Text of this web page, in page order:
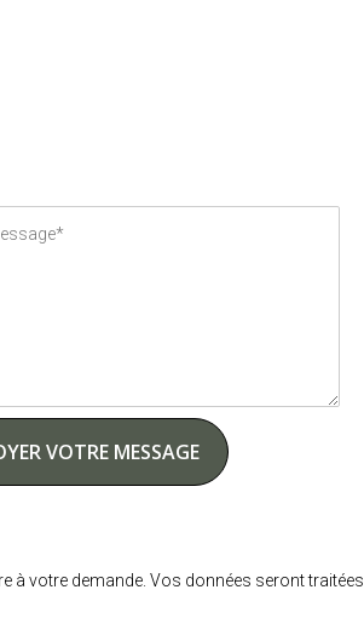
à votre demande. Vos données seront traitées